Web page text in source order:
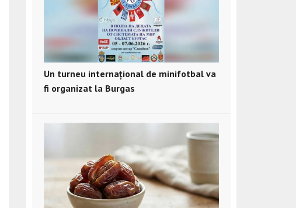
Un turneu internațional de minifotbal va
fi organizat la Burgas